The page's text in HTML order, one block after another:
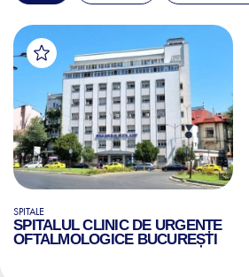
SPITALE
SPITALUL CLINIC DE URGENȚE
OFTALMOLOGICE BUCUREȘTI